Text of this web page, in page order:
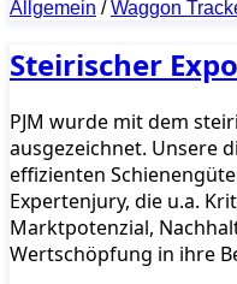
Allgemein /Waggon
Steirischer
PJM wurde mit dem
ausgezeichnet. Unsere
effizienten
Expertenjury, die u.a.
Marktpotenzial,
Wertschöpfung in ihre